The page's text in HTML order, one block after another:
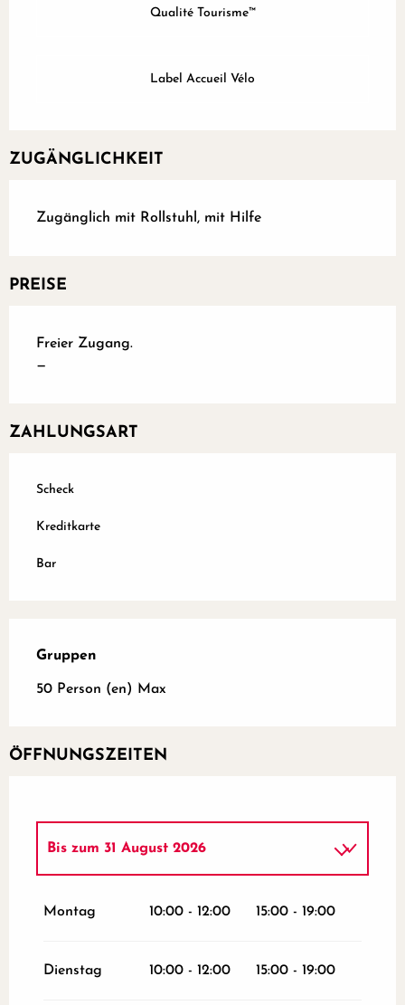
Qualité Tourisme™
Label Accueil Vélo
ZUGÄNGLICHKEIT
Zugänglich mit Rollstuhl, mit Hilfe
PREISE
Freier Zugang.
—
ZAHLUNGSART
Scheck
Kreditkarte
Bar
Gruppen
Gruppen
50 Person (en) Max
ÖFFNUNGSZEITEN
2026
Bis zum 31 August 2026
Montag 10:00 - 12:00 15:00 - 19:00
Dienstag 10:00 - 12:00 15:00 - 19:00